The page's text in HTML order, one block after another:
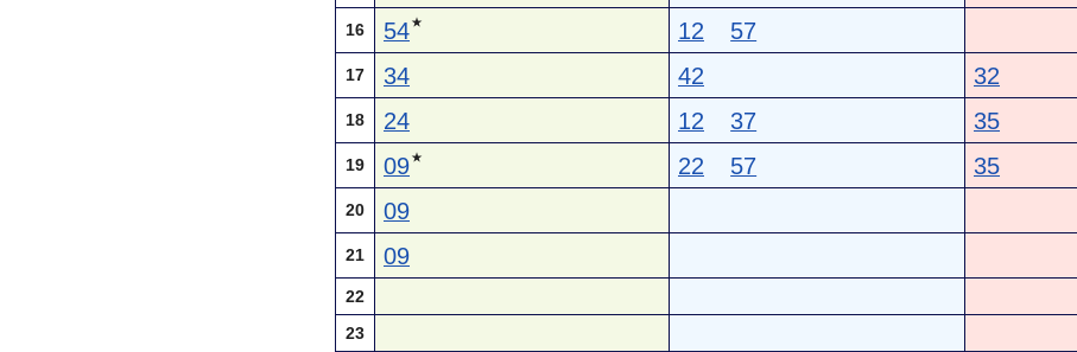
16 54★ 12 57
17 34 42 32
18 24 12 37 35
19 09★ 22 57 35
20 09
21 09
22
23